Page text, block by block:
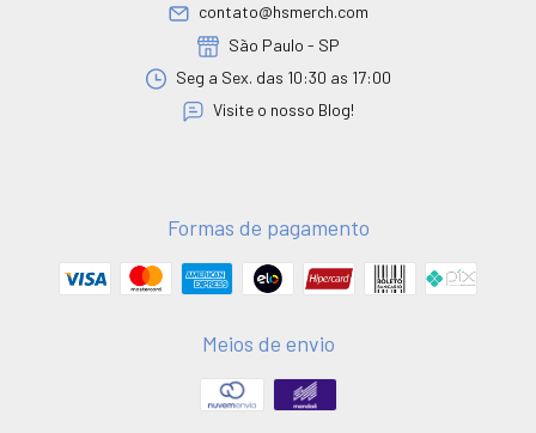
contato@hsmerch.com
São Paulo - SP
Seg a Sex. das 10:30 as 17:00
Visite o nosso Blog!
Formas de pagamento
Meios de envio